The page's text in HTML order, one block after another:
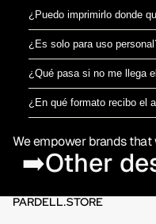
¿Puedo imprimirlo donde
Sí, el archivo es tuyo para
que prefieras. No estamos
¿Es solo para uso
Puedes usarlo para
físicos ya impresos. No
archivo digital en sí.
¿Qué pasa si no me llega
Revisa spam o
minutos, escríbenos por el
¿En qué formato recibo el
directamente en DTF o
We empower brands
➡️Other
PARDELL.STORE